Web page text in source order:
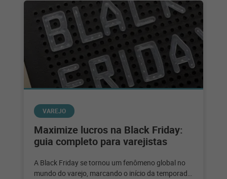
VAREJO
Maximize lucros na Black Friday:
guia completo para varejistas
A Black Friday se tornou um fenômeno global no
mundo do varejo, marcando o início da temporada